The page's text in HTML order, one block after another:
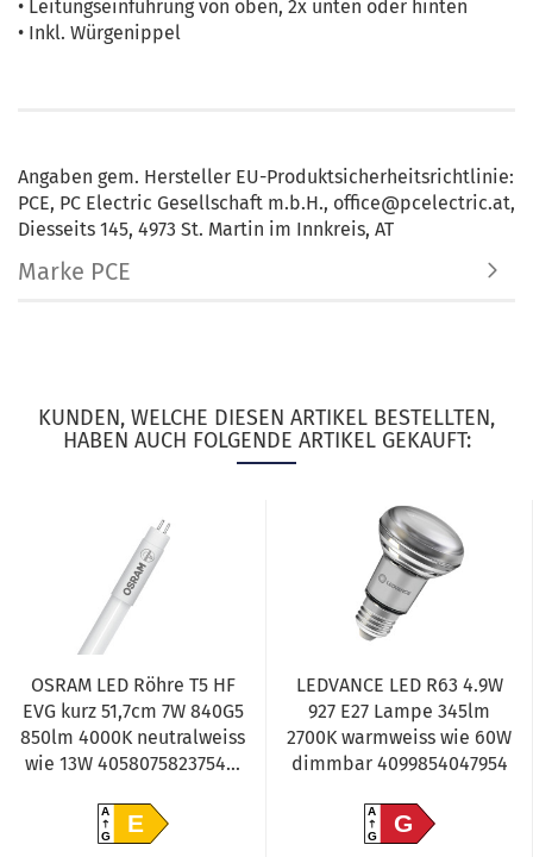
• Leitungseinführung von oben, 2x unten oder hinten
• Inkl. Würgenippel
Angaben gem. Hersteller EU-Produktsicherheitsrichtlinie:
PCE, PC Electric Gesellschaft m.b.H., office@pcelectric.at,
Diesseits 145, 4973 St. Martin im Innkreis, AT
Marke PCE
KUNDEN, WELCHE DIESEN ARTIKEL BESTELLTEN,
HABEN AUCH FOLGENDE ARTIKEL GEKAUFT:
OSRAM LED Röhre T5 HF
EVG kurz 51,7cm 7W 840G5
850lm 4000K neutralweiss
wie 13W 4058075823754...
A
GE
LEDVANCE LED R63 4.9W
927 E27 Lampe 345lm
2700K warmweiss wie 60W
dimmbar 4099854047954
A
GG